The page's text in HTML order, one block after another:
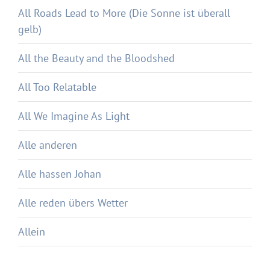
All Roads Lead to More (Die Sonne ist überall
gelb)
All the Beauty and the Bloodshed
All Too Relatable
All We Imagine As Light
Alle anderen
Alle hassen Johan
Alle reden übers Wetter
Allein